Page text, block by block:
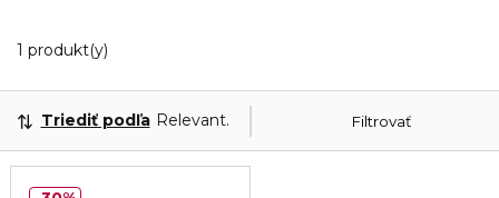
1 produkt(y)
Filtrovať
Triediť podľa Relevantnosť